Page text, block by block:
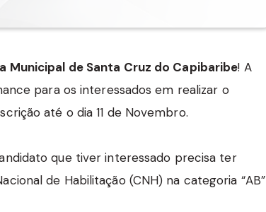
Municipal de Santa Cruz do Capibaribe! A
para os interessados em realizar o
até o dia 11 de Novembro.
que tiver interessado precisa ter
de Habilitação (CNH) na categoria “AB”